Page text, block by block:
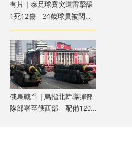
有片｜泰足球賽突遭雷擊釀
1死12傷 24歲球員被閃電
劈中亡
俄烏戰爭｜烏指北韓導彈部
隊部署至俄西部 配備120